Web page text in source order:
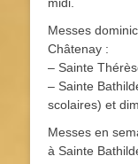
Messes
Châtenay :
– Sainte
– Sainte
scolaires) et
Messes en
à Sainte